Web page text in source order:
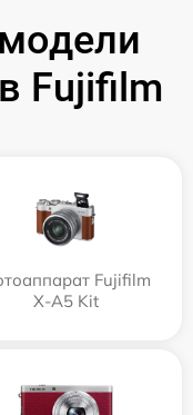
Fujifilm
Fujifilm
X-A5 Kit